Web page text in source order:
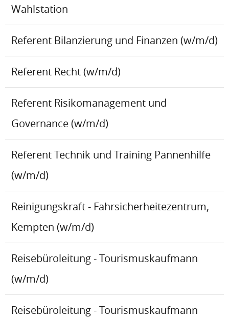
Wahlstation
Referent Bilanzierung und Finanzen (w/m/d)
Referent Recht (w/m/d)
Referent Risikomanagement und
Governance (w/m/d)
Referent Technik und Training Pannenhilfe
(w/m/d)
Reinigungskraft - Fahrsicherheitezentrum,
Kempten (w/m/d)
Reisebüroleitung - Tourismuskaufmann
(w/m/d)
Reisebüroleitung - Tourismuskaufmann